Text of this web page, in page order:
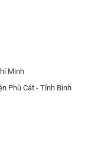
Minh
Phù Cát - Tỉnh Bình